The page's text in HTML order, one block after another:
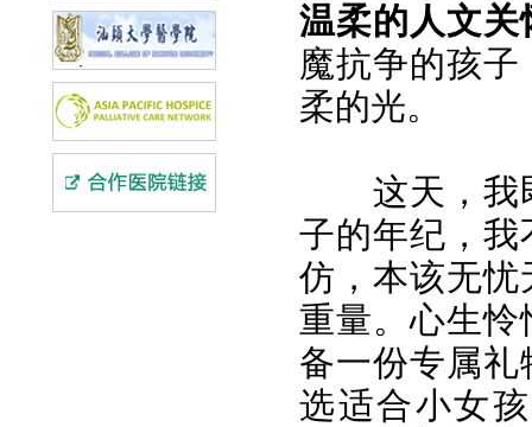
温柔的人文
魔抗争的孩
柔的光。
这天，我
子的年纪，
仿，本该无
重量。心生
备一份专属
选适合小女